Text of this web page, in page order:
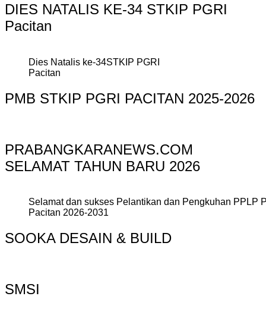
DIES NATALIS KE-34 STKIP PGRI
Pacitan
Dies Natalis ke-34STKIP PGRI
Pacitan
PMB STKIP PGRI PACITAN 2025-2026
PRABANGKARANEWS.COM
SELAMAT TAHUN BARU 2026
Selamat dan sukses Pelantikan dan Pengkuhan PPLP
Pacitan 2026-2031
SOOKA DESAIN & BUILD
SMSI